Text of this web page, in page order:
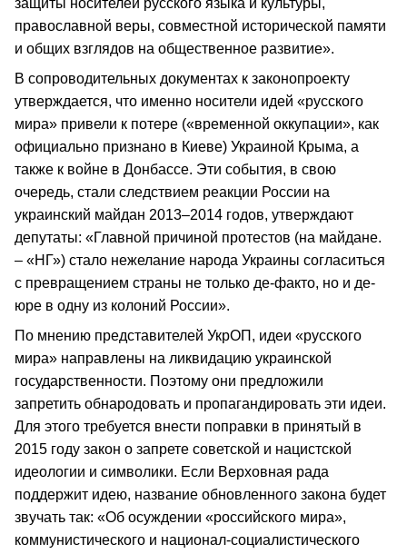
защиты носителей русского языка и культуры,
православной веры, совместной исторической памяти
и общих взглядов на общественное развитие».
В сопроводительных документах к законопроекту
утверждается, что именно носители идей «русского
мира» привели к потере («временной оккупации», как
официально признано в Киеве) Украиной Крыма, а
также к войне в Донбассе. Эти события, в свою
очередь, стали следствием реакции России на
украинский майдан 2013–2014 годов, утверждают
депутаты: «Главной причиной протестов (на майдане.
– «НГ») стало нежелание народа Украины согласиться
с превращением страны не только де-факто, но и де-
юре в одну из колоний России».
По мнению представителей УкрОП, идеи «русского
мира» направлены на ликвидацию украинской
государственности. Поэтому они предложили
запретить обнародовать и пропагандировать эти идеи.
Для этого требуется внести поправки в принятый в
2015 году закон о запрете советской и нацистской
идеологии и символики. Если Верховная рада
поддержит идею, название обновленного закона будет
звучать так: «Об осуждении «российского мира»,
коммунистического и национал-социалистического